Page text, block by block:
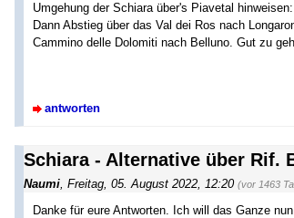
Umgehung der Schiara über's Piavetal
Dann Abstieg über das Val dei Ros nach
Cammino delle Dolomiti nach Belluno. Gut zu
antworten
Schiara - Alternative über Rif.
Naumi, Freitag, 05. August 2022, 12:20 (vor 1463
Danke für eure Antworten. Ich will das Ganze